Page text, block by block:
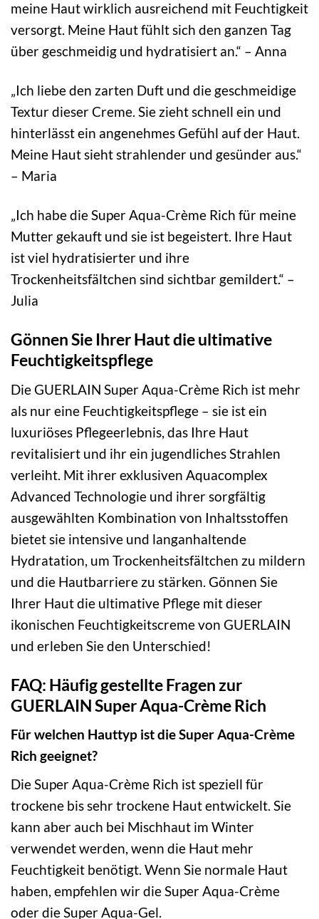
meine Haut wirklich ausreichend mit Feuchtigkeit
versorgt. Meine Haut fühlt sich den ganzen Tag
über geschmeidig und hydratisiert an.“ – Anna
„Ich liebe den zarten Duft und die geschmeidige
Textur dieser Creme. Sie zieht schnell ein und
hinterlässt ein angenehmes Gefühl auf der Haut.
Meine Haut sieht strahlender und gesünder aus.“
– Maria
„Ich habe die Super Aqua-Crème Rich für meine
Mutter gekauft und sie ist begeistert. Ihre Haut
ist viel hydratisierter und ihre
Trockenheitsfältchen sind sichtbar gemildert.“ –
Julia
Gönnen Sie Ihrer Haut die ultimative
Feuchtigkeitspflege
Die GUERLAIN Super Aqua-Crème Rich ist mehr
als nur eine Feuchtigkeitspflege – sie ist ein
luxuriöses Pflegeerlebnis, das Ihre Haut
revitalisiert und ihr ein jugendliches Strahlen
verleiht. Mit ihrer exklusiven Aquacomplex
Advanced Technologie und ihrer sorgfältig
ausgewählten Kombination von Inhaltsstoffen
bietet sie intensive und langanhaltende
Hydratation, um Trockenheitsfältchen zu mildern
und die Hautbarriere zu stärken. Gönnen Sie
Ihrer Haut die ultimative Pflege mit dieser
ikonischen Feuchtigkeitscreme von GUERLAIN
und erleben Sie den Unterschied!
FAQ: Häufig gestellte Fragen zur
GUERLAIN Super Aqua-Crème Rich
Für welchen Hauttyp ist die Super Aqua-Crème
Rich geeignet?
Die Super Aqua-Crème Rich ist speziell für
trockene bis sehr trockene Haut entwickelt. Sie
kann aber auch bei Mischhaut im Winter
verwendet werden, wenn die Haut mehr
Feuchtigkeit benötigt. Wenn Sie normale Haut
haben, empfehlen wir die Super Aqua-Crème
oder die Super Aqua-Gel.